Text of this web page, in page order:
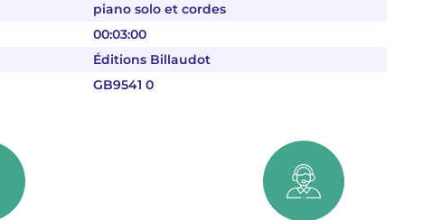
piano solo et cordes
00:03:00
Éditions Billaudot
GB9541 0